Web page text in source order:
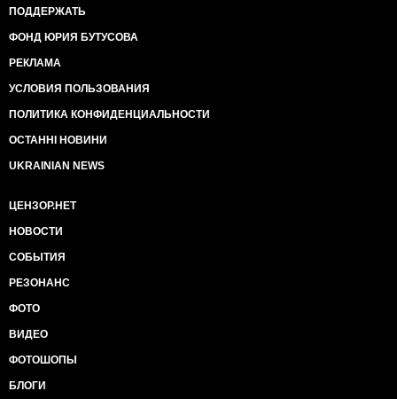
ПОДДЕРЖАТЬ
ФОНД ЮРИЯ БУТУСОВА
РЕКЛАМА
УСЛОВИЯ ПОЛЬЗОВАНИЯ
ПОЛИТИКА КОНФИДЕНЦИАЛЬНОСТИ
ОСТАННІ НОВИНИ
UKRAINIAN NEWS
ЦЕНЗОР.НЕТ
НОВОСТИ
СОБЫТИЯ
РЕЗОНАНС
ФОТО
ВИДЕО
ФОТОШОПЫ
БЛОГИ